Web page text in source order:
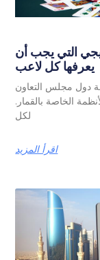
التي يجب أن
يعرفها كل لاعب
دول مجلس التعاون
الخاصة بالقمار.
لكل
اقرأ المزيد